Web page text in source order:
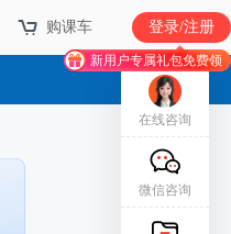
购课车 登录/注册
新用户专属礼包免费领
在线咨询
微信咨询